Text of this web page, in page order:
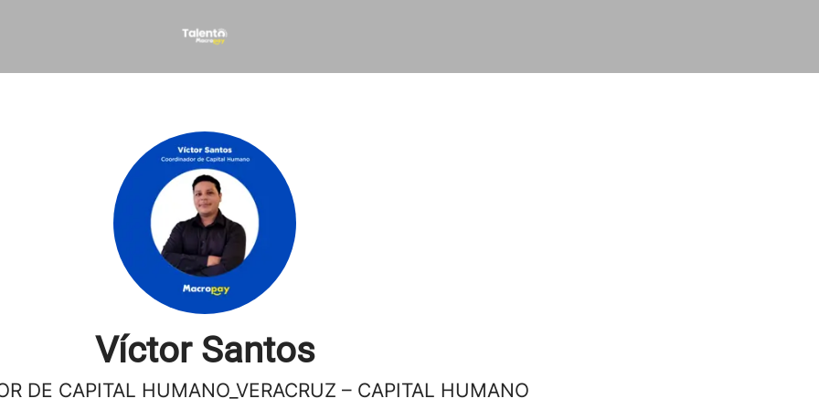
Víctor Santos
DE CAPITAL HUMANO_VERACRUZ – CAPITAL HUMANO